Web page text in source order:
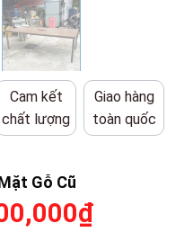
Cam kết
chất lượng
Giao hàng
toàn quốc
Gỗ Cũ
₫Giá